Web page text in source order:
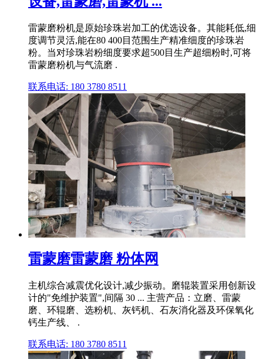
雷蒙磨粉机是原始珍珠岩加工的优选设备。其能耗低,细
度调节灵活,能在80 400目范围生产精准细度的珍珠岩
粉。当对珍珠岩粉细度要求超500目生产超细粉时,可将
雷蒙磨粉机与气流磨 .
联系电话: 180 3780 8511
雷蒙磨雷蒙磨 粉体网
主机综合减震优化设计,减少振动。磨辊装置采用创新设
计的"免维护装置",间隔 30 ... 主营产品：立磨、雷蒙
磨、环辊磨、选粉机、灰钙机、石灰消化器及环保氧化
钙生产线、 .
联系电话: 180 3780 8511